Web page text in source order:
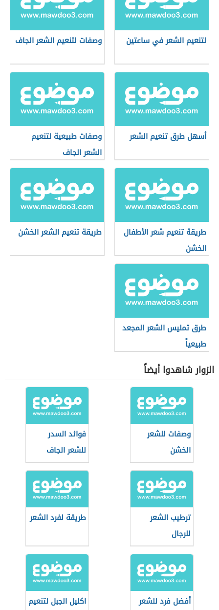
لتنعيم الشعر في ساعتين وصفات لتنعيم الشعر الجاف
أسهل طرق تنعيم الشعر
وصفات طبيعية لتنعيم
الشعر الجاف
طريقة تنعيم شعر الأطفال
الخشن
طريقة تنعيم الشعر الخشن
طرق تمليس الشعر المجعد
طبيعياً
الزوار شاهدوا أيضاً
وصفات للشعر
الخشن
فوائد السدر
للشعر الجاف
ترطيب الشعر
للرجال
طريقة لفرد الشعر
أفضل فرد للشعر
اكليل الجبل لتنعيم